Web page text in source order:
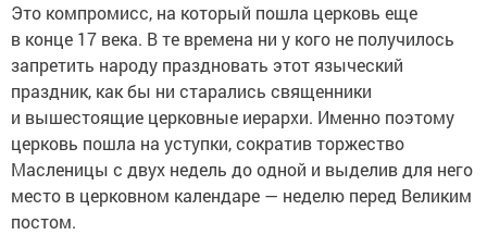
Это компромисс, на который пошла церковь еще
в конце 17 века. В те времена ни у кого не получилось
запретить народу праздновать этот языческий
праздник, как бы ни старались священники
и вышестоящие церковные иерархи. Именно поэтому
церковь пошла на уступки, сократив торжество
Масленицы с двух недель до одной и выделив для него
место в церковном календаре — неделю перед Великим
постом.